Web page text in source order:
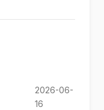
2026-06-
16